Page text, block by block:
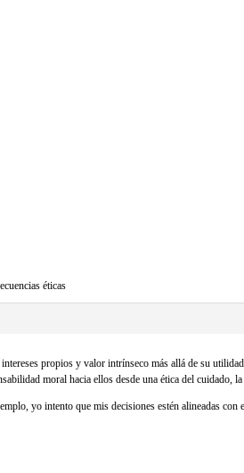
éticas
propios y valor intrínseco más allá de su
moral hacia ellos desde una ética del cuidado,
yo intento que mis decisiones estén alineadas